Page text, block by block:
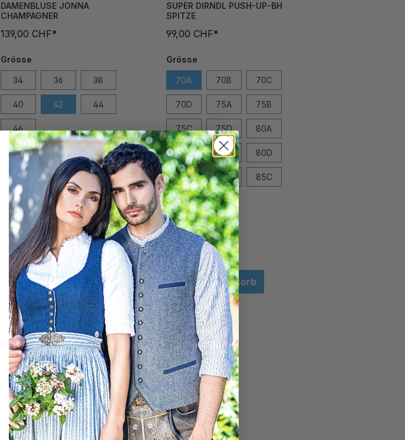
DAMENBLUSE JONNA
CHAMPAGNER
139,00 CHF*
Grösse
34 36 38
40 42 44
46
In den Warenkorb
SUPER DIRNDL PUSH-UP-BH
SPITZE
99,00 CHF*
Grösse
70A 70B 70C
70D 75A 75B
75C 75D 80A
80B 80C 80D
85A 85B 85C
85D
In den Warenkorb